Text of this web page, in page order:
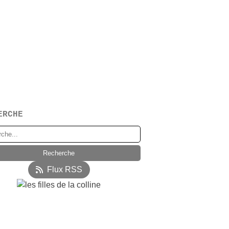
Flux RSS